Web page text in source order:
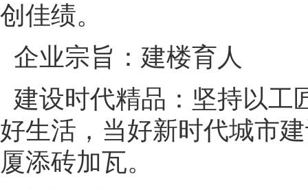
创佳绩。
企业宗旨：建楼育人
建设时代精品：坚持以工
好生活，当好新时代城市
厦添砖加瓦。